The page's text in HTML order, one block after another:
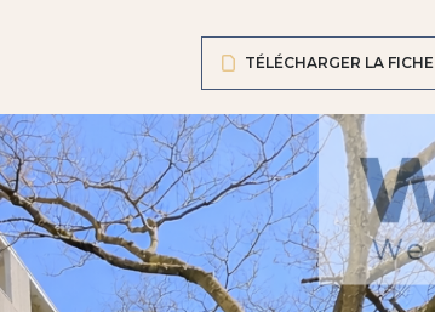
TÉLÉCHARGER LA FICHE